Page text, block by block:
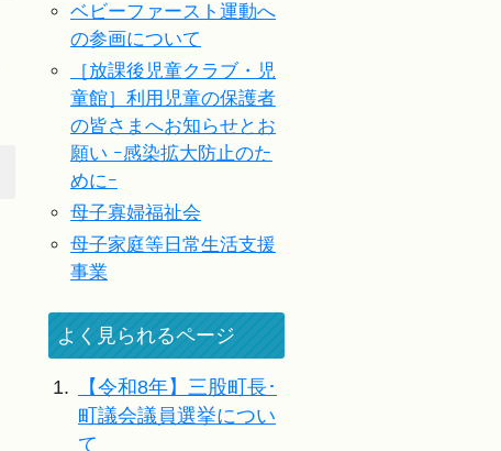
ベビーファースト運動へ
の参画について
［放課後児童クラブ・児
童館］利用児童の保護者
の皆さまへお知らせとお
願い ｰ感染拡大防止のた
めにｰ
母子寡婦福祉会
母子家庭等日常生活支援
事業
よく見られるページ
1.
【令和8年】三股町長･
町議会議員選挙につい
て